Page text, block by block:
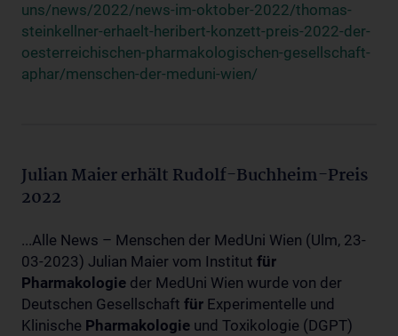
uns/news/2022/news-im-oktober-2022/thomas-
steinkellner-erhaelt-heribert-konzett-preis-2022-der-
oesterreichischen-pharmakologischen-gesellschaft-
aphar/menschen-der-meduni-wien/
Julian Maier erhält Rudolf-Buchheim-Preis
2022
...Alle News – Menschen der MedUni Wien (Ulm, 23-
03-2023) Julian Maier vom Institut für
Pharmakologie der MedUni Wien wurde von der
Deutschen Gesellschaft für Experimentelle und
Klinische Pharmakologie und Toxikologie (DGPT)